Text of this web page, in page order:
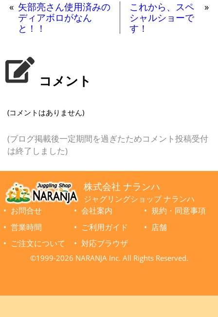
« 矢部亮さん使用済みの
ディアボロがなん
と！！
これから、スペ
シャルショーで
す！
»
コメント
(コメントはありません)
(ブログ掲載後一定期間を過ぎたためコメント投稿受付
は終了しました)
株式会社 ナランハ
ジャグリングショップ ナランハ
お問合せ
会社案内
規約・同意事項
営業時間
ご利用ガイド
店舗
ご注文について
対応ブラウザ
©1999-2026 NARANJA Inc. All Rights Reserved.